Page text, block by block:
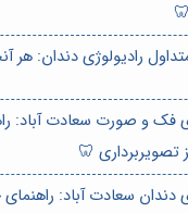
رادیولوژی دندان: هر
فک و صورت سعادت آباد:
تصویربرداری 🦷
دندان سعادت آباد: